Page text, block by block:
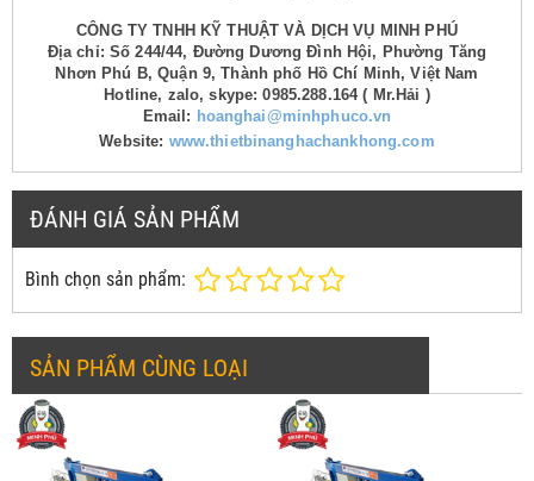
CÔNG TY TNHH KỸ THUẬT VÀ DỊCH VỤ MINH PHÚ
Địa chỉ: Số 244/44, Đường Dương Đình Hội, Phường Tăng
Nhơn Phú B, Quận 9, Thành phố Hồ Chí Minh, Việt Nam
Hotline, zalo, skype: 0985.288.164 ( Mr.Hải )
Email: hoanghai@minhphuco.vn
Website: www.thietbinanghachankhong.com
ĐÁNH GIÁ SẢN PHẨM
Bình chọn sản phẩm:
SẢN PHẨM CÙNG LOẠI